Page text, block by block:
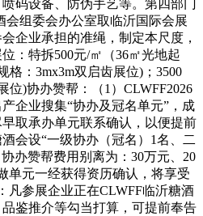
码设备、防伪手艺等。第四部门
会组委会办公室取临沂国际会展
企业承担的准绳，制定本尺度，
：特拆500元/㎡（36㎡光地起
格：3mx3m双启齿展位)；3500
位)协办赞帮：（1）CLWFF2026
企业搜集“协办及冠名单元”，成
取承办单元联系确认，以便提前
会设“一级协办（冠名）1名、二
办赞帮费用别离为：30万元、20
单元一经获得资历确认，将享受
凡参展企业正在CLWFF临沂糖酒
鉴推介等勾当打算，可提前奉告